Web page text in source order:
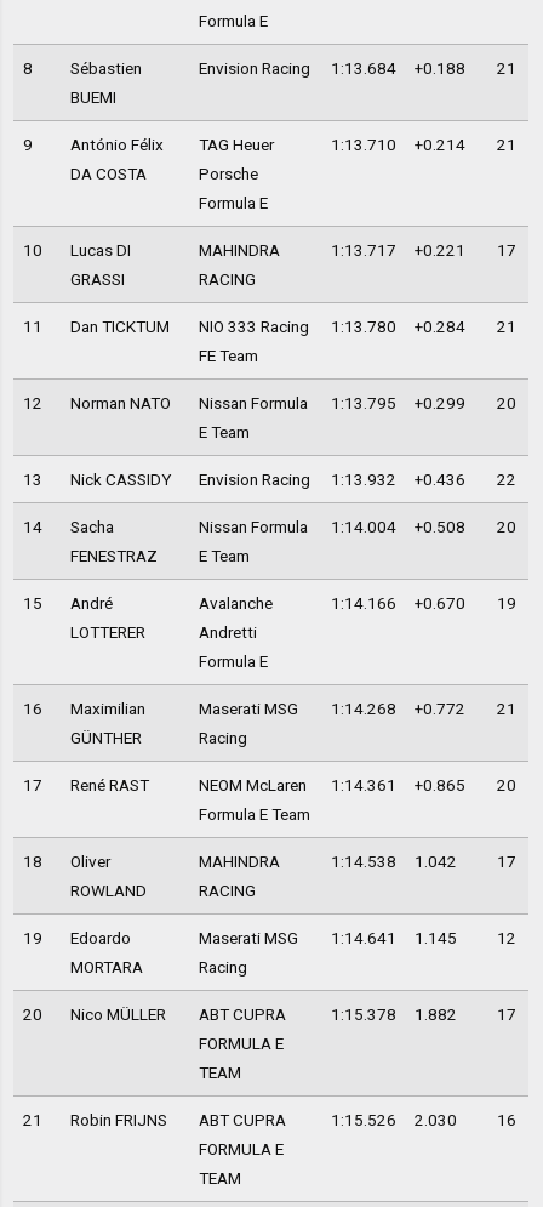
Formula E
8
Sébastien
BUEMI
Envision Racing 1:13.684 +0.188 21
9
António Félix
DA COSTA
TAG Heuer
Porsche
Formula E
1:13.710 +0.214 21
10
Lucas DI
GRASSI
MAHINDRA
RACING
1:13.717 +0.221 17
11 Dan TICKTUM
NIO 333 Racing
FE Team
1:13.780 +0.284 21
12 Norman NATO
Nissan Formula
E Team
1:13.795 +0.299 20
13 Nick CASSIDY Envision Racing 1:13.932 +0.436 22
14
Sacha
FENESTRAZ
Nissan Formula
E Team
1:14.004 +0.508 20
15
André
LOTTERER
Avalanche
Andretti
Formula E
1:14.166 +0.670 19
16
Maximilian
GÜNTHER
Maserati MSG
Racing
1:14.268 +0.772 21
17 René RAST
NEOM McLaren
Formula E Team
1:14.361 +0.865 20
18
Oliver
ROWLAND
MAHINDRA
RACING
1:14.538 1.042 17
19
Edoardo
MORTARA
Maserati MSG
Racing
1:14.641 1.145 12
20 Nico MÜLLER
ABT CUPRA
FORMULA E
TEAM
1:15.378 1.882 17
21 Robin FRIJNS
ABT CUPRA
FORMULA E
TEAM
1:15.526 2.030 16